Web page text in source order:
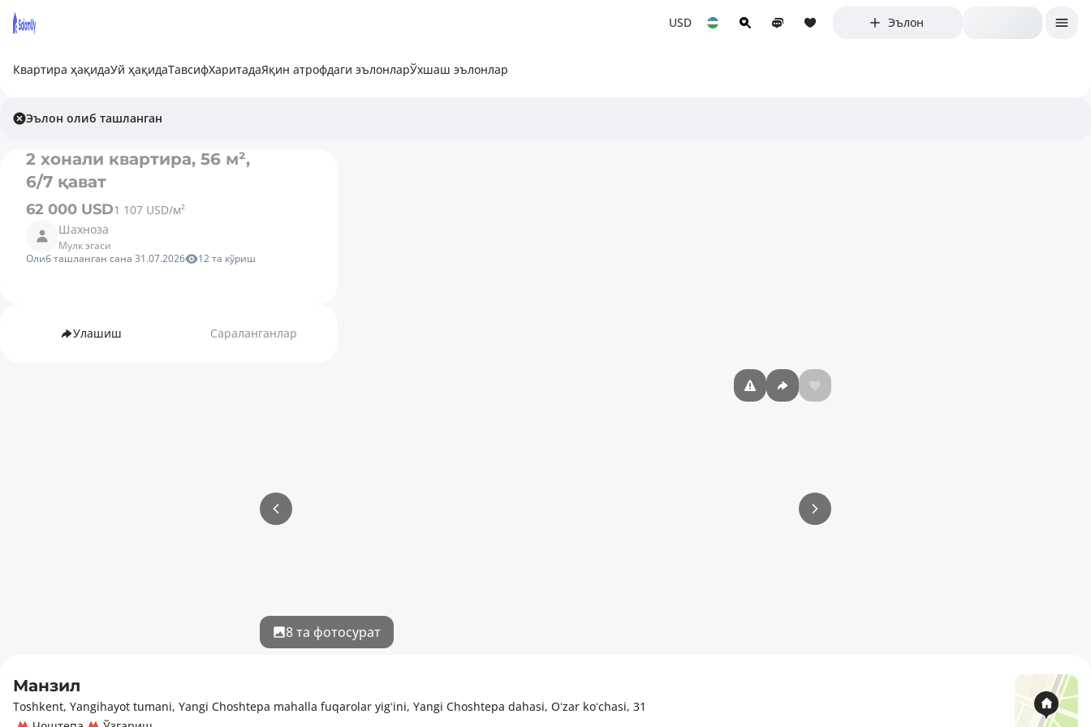
USD Эълон
Квартира ҳақидаУй ҳақидаТавсифХаритадаЯқин атрофдаги эълонларЎхшаш эълонлар
Эълон олиб ташланган
2 хонали квартира, 56 м²,
6/7 қават
62 000 USD1 107 USD/м²
Шахноза
Мулк эгаси
Олиб ташланган сана 31.07.2026
12 та кўриш
Улашиш Сараланганлар
8 та фотосурат
Манзил
Toshkent, Yangihayot tumani, Yangi Choshtepa mahalla fuqarolar yigʻini, Yangi Choshtepa dahasi, Oʻzar koʻchasi, 31